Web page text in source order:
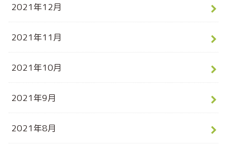
2021年12月
2021年11月
2021年10月
2021年9月
2021年8月